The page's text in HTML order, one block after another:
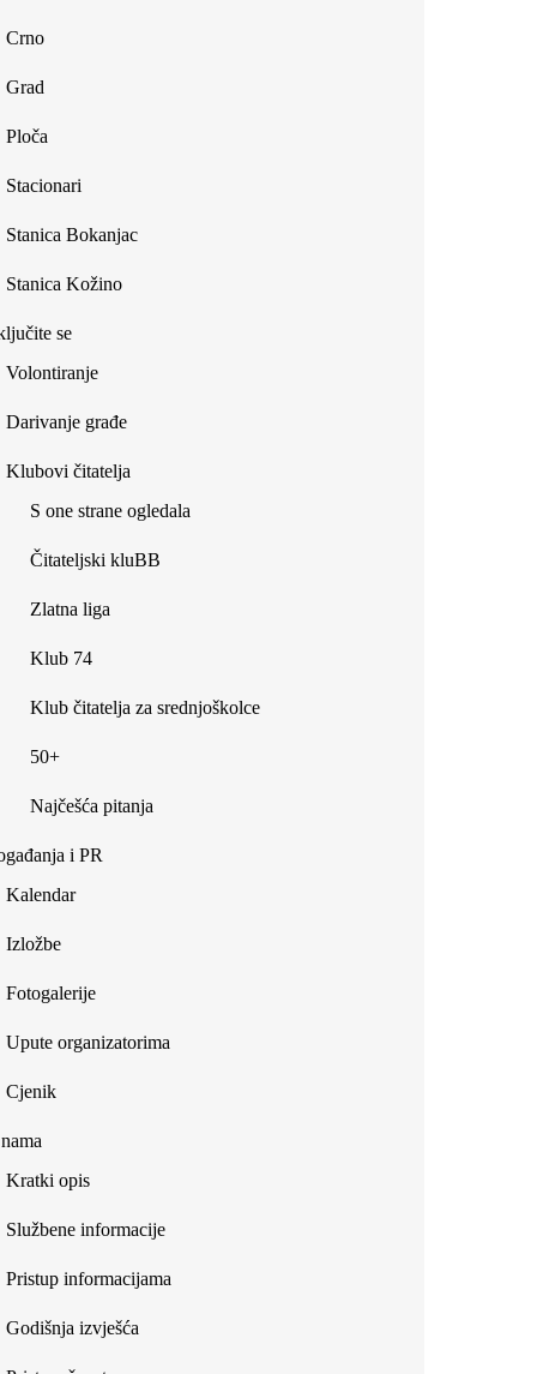
Crno
Grad
Ploča
Stacionari
Stanica Bokanjac
Stanica Kožino
se
Volontiranje
Darivanje građe
Klubovi čitatelja
S one strane ogledala
Čitateljski kluBB
Zlatna liga
Klub 74
Klub čitatelja za srednjoškolce
50+
Najčešća pitanja
i PR
Kalendar
Izložbe
Fotogalerije
Upute organizatorima
Cjenik
Kratki opis
Službene informacije
Pristup informacijama
Godišnja izvješća